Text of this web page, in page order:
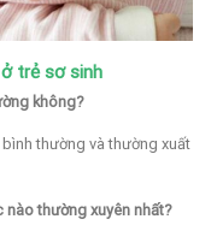
trẻ sơ sinh
không?
thường và thường xuất
nào thường xuyên nhất?